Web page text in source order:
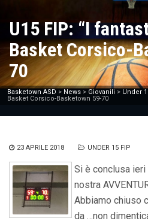
U15 FIP: “I
Basket Corsico-
70
Basketown ASD > News > Giovanili > Under
Basket Corsico-Basketown 59-70
23 APRILE 2018 UNDER 15 FIP
Si è conclusa
nostra
Abbiamo chiuso
da …non